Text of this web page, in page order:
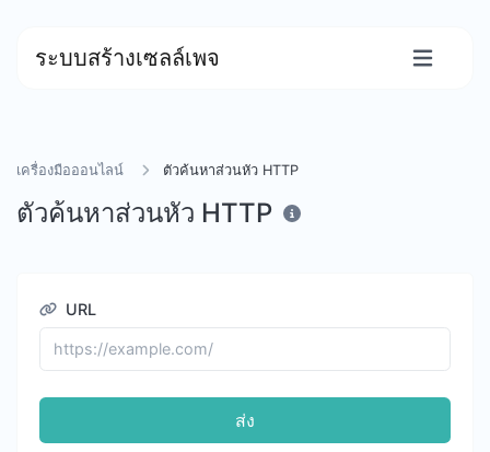
ระบบสร้างเซลล์เพจ
เครื่องมือออนไลน์ ตัวค้นหาส่วนหัว HTTP
ตัวค้นหาส่วนหัว HTTP
URL
ส่ง